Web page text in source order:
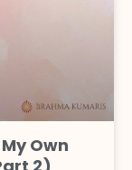
Own